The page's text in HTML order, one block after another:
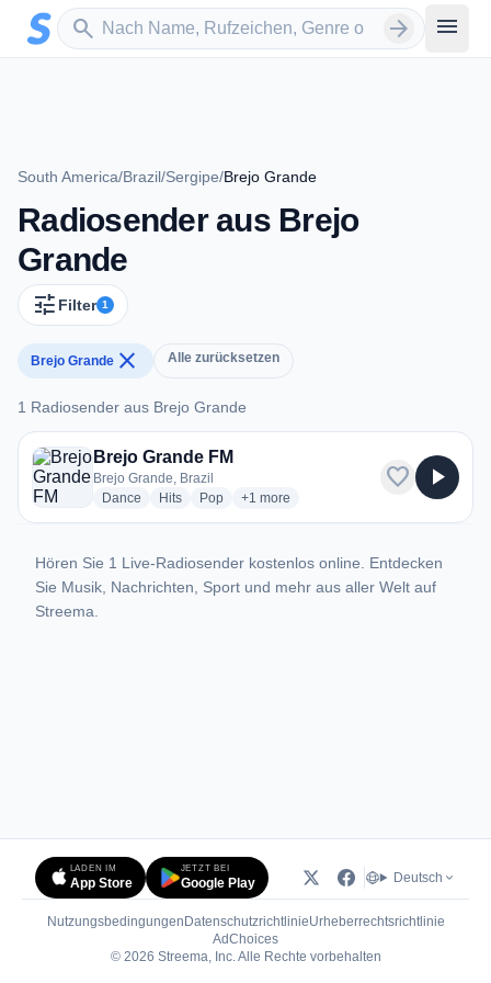
Zum Hauptinhalt springen
search
Sender suchen arrow_forward menu
South America/Brazil/Sergipe/Brejo Grande
Radiosender aus Brejo
Grande
tune Filter 1
Brejo Grande close Alle zurücksetzen
1 Radiosender aus Brejo Grande
1 Radiosender aus Brejo Grande
Brejo Grande FM
Brejo Grande, Brazil
Dance radio stations
Hitsradio stations
Popradio stations
+1 more genres for Brejo Grande FM
more
favorite play_arrow
Hören Sie 1 Live-Radiosender kostenlos online. Entdecken
Sie Musik, Nachrichten, Sport und mehr aus aller Welt auf
Streema.
LADEN IM
App Store
JETZT BEI
Google Play Deutsch
Nutzungsbedingungen DatenschutzrichtlinieUrheberrechtsrichtlinie
AdChoices(öffnet in neuem Tab)
© 2026 Streema, Inc. Alle Rechte vorbehalten